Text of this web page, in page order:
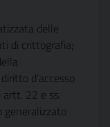
delle
di crittografia;
d’accesso
22 e ss.
generalizzato